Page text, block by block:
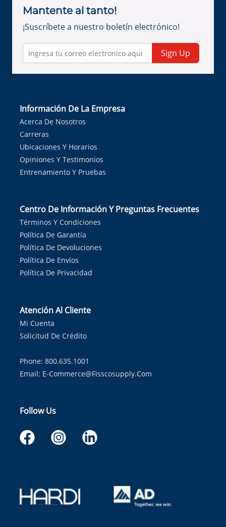
Mantente al tanto!
¡Suscríbete a nuestro boletín electrónico!
Sign Up
Información De La Empresa
Acerca De Nosotros
Carreras
Ubicaciones Y Horarios
Opiniones Y Testimonios
Entrenamiento Y Pruebas
Centro De Información Y Preguntas Frecuentes
Términos Y Condiciones
Política De Garantía
Política De Devoluciones
Política De Envíos
Política De Privacidad
Atención Al Cliente
Mi Cuenta
Solicitud De Crédito
Phone: 800.635.1001
Email: E-Commerce@fisscosupply.com
Follow Us